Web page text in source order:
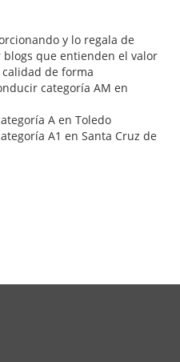
y lo regala de
que entienden el valor
de forma
categoría AM en
A en Toledo
A1 en Santa Cruz de